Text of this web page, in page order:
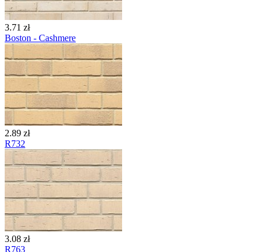
3.71 zł
Boston - Cashmere
2.89 zł
R732
3.08 zł
R763